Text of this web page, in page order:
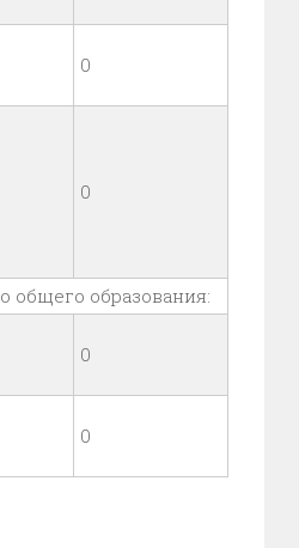
0
0
общего образования:
0
0